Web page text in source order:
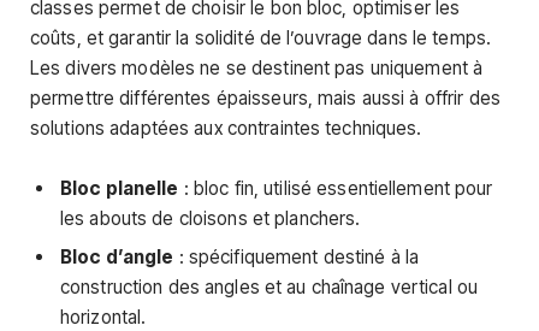
classes permet de choisir le bon bloc, optimiser les
coûts, et garantir la solidité de l’ouvrage dans le temps.
Les divers modèles ne se destinent pas uniquement à
permettre différentes épaisseurs, mais aussi à offrir des
solutions adaptées aux contraintes techniques.
Bloc planelle : bloc fin, utilisé essentiellement pour
les abouts de cloisons et planchers.
Bloc d’angle : spécifiquement destiné à la
construction des angles et au chaînage vertical ou
horizontal.